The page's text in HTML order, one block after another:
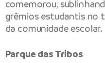
comemorou,
grêmios estudantis no
da comunidade escolar.
Parque das Tribos